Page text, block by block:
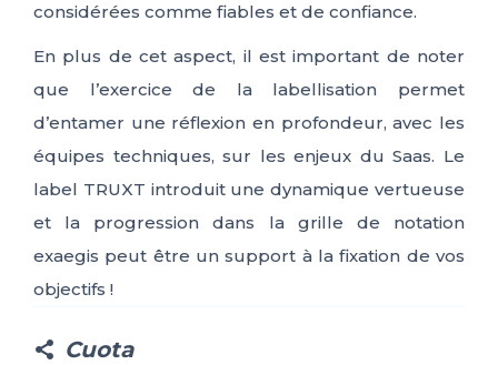
considérées comme fiables et de confiance.
En plus de cet aspect, il est important de noter
que l’exercice de la labellisation permet
d’entamer une réflexion en profondeur, avec les
équipes techniques, sur les enjeux du Saas. Le
label TRUXT introduit une dynamique vertueuse
et la progression dans la grille de notation
exaegis peut être un support à la fixation de vos
objectifs !
Cuota